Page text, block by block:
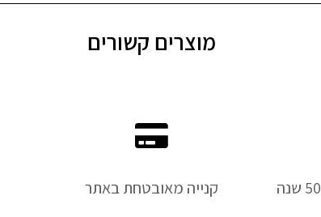
מוצרים קשורים
קנייה מאובטחת באתר